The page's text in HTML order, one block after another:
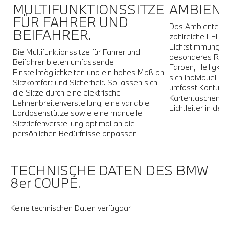
MULTIFUNKTIONSSITZE
FÜR FAHRER UND
BEIFAHRER.
Die Multifunktionssitze für Fahrer und
Beifahrer bieten umfassende
Einstellmöglichkeiten und ein hohes Maß an
Sitzkomfort und Sicherheit. So lassen sich
die Sitze durch eine elektrische
Lehnenbreitenverstellung, eine variable
Lordosenstütze sowie eine manuelle
Sitztiefenverstellung optimal an die
persönlichen Bedürfnisse anpassen.
Das Ambiente
zahlreiche LED-
Lichtstimmung
besonderes
Farben,
sich individuell
umfasst Kontur-
Lichtleiter in der
TECHNISCHE DATEN DES BMW
8er COUPÉ.
Keine technischen Daten verfügbar!